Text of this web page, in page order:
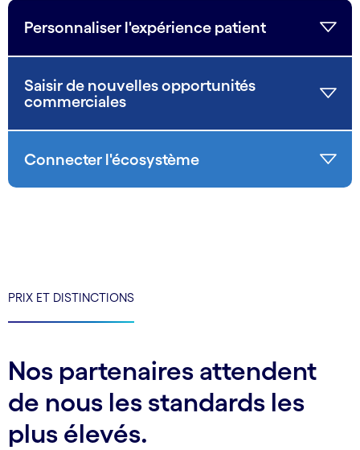
Personnaliser l'expérience patient
Saisir de nouvelles opportunités
commerciales
Connecter l'écosystème
PRIX ET DISTINCTIONS
Nos partenaires attendent
de nous les standards les
plus élevés.